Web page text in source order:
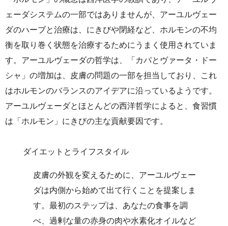
ェーダシステムの一部ではありませんが、アーユルヴェー
ダのハーブと治療は、にきびや閉経など、ホルモンの不均
衡を取り巻く状態を治療するためにうまく使用されていま
す。アーユルヴェーダの哲学は、「カパとヴァータ・ドー
シャ」の増加は、皮膚の問題の一部を担当しており、これ
はホルモンのバランスのアイデアに沿っているようです。
アーユルヴェーダとほとんどの西洋哲学によると、食習慣
は「ホルモン」にきびの主な貢献要因です。
ダイエットとライフスタイル
皮膚の外観を変えるために、アーユルヴェー
ダは内側から始めて出て行くことを提案しま
す。最初のステップは、あなたの食事を調
べ、過剰な量の赤身の肉や水素化オイルなど